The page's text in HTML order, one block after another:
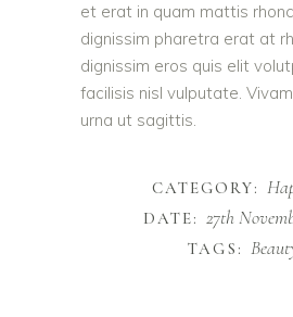
et erat in quam mattis
dignissim pharetra erat at
dignissim eros quis elit
facilisis nisl vulputate.
urna ut sagittis.
CATEGORY:
DATE: 27th
TAGS: